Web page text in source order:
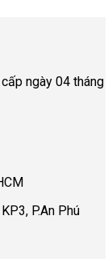
ngày 04 tháng
P.An Phú